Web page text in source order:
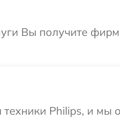
Вы получите
Philips, и мы